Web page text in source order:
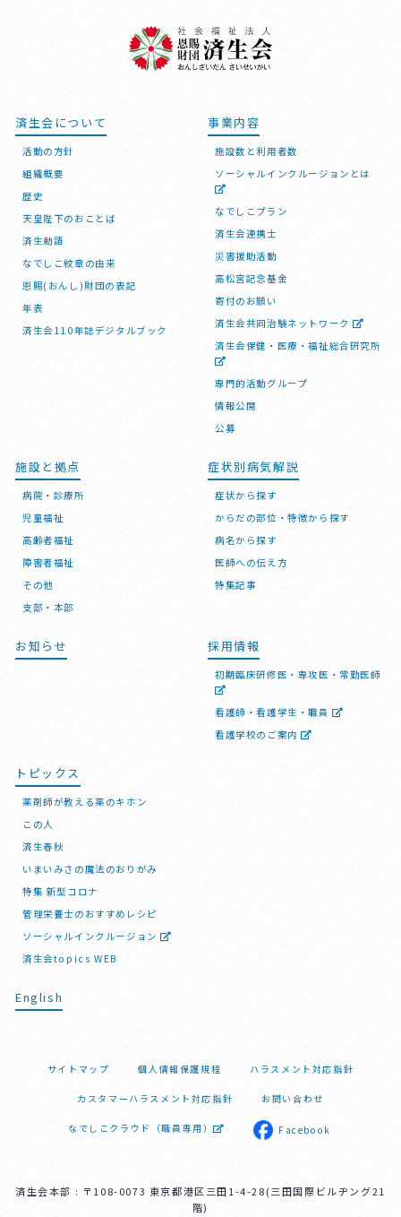
済生会について
活動の方針
組織概要
歴史
天皇陛下のおことば
済生勅語
なでしこ紋章の由来
恩賜(おんし)財団の表記
年表
済生会110年誌デジタルブック
事業内容
施設数と利用者数
ソーシャルインクルージョンとは
なでしこプラン
済生会連携士
災害援助活動
高松宮記念基金
寄付のお願い
済生会共同治験ネットワーク
済生会保健・医療・福祉総合研究所
専門的活動グループ
情報公開
公募
施設と拠点
病院・診療所
児童福祉
高齢者福祉
障害者福祉
その他
支部・本部
症状別病気解説
症状から探す
からだの部位・特徴から探す
病名から探す
医師への伝え方
特集記事
お知らせ 採用情報
初期臨床研修医・専攻医・常勤医師
看護師・看護学生・職員
看護学校のご案内
トピックス
薬剤師が教える薬のキホン
この人
済生春秋
いまいみさの魔法のおりがみ
特集 新型コロナ
管理栄養士のおすすめレシピ
ソーシャルインクルージョン
済生会topics WEB
English
サイトマップ 個人情報保護規程 ハラスメント対応指針
カスタマーハラスメント対応指針 お問い合わせ
なでしこクラウド（職員専用） Facebook
済生会本部 : 〒108-0073 東京都港区三田1-4-28(三田国際ビルヂング21
階)